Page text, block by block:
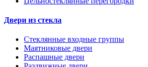
Двери из стекла
Стеклянные входные группы
Маятниковые двери
Распашные двери